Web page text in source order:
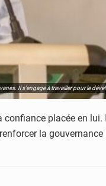
Il s'engage à travailler pour le
confiance placée en
la gouvernance